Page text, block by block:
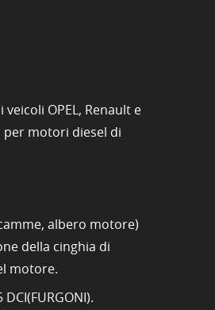
OPEL, Renault e
per motori diesel di
albero motore)
della cinghia di
motore.